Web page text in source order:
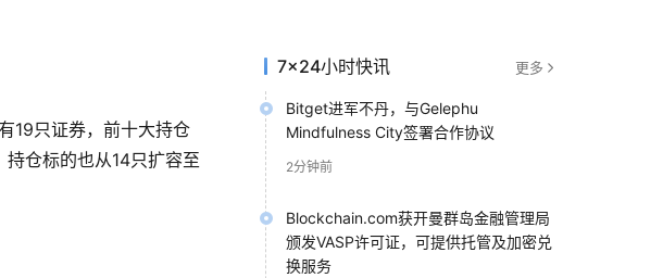
19只证券，前十大持仓
仓标的也从14只扩容至
7×24小时快讯 更多
Bitget进军不丹，与Gelephu
Mindfulness City签署合作协议
2分钟前
Blockchain.com获开曼群岛金融管理局
颁发VASP许可证，可提供托管及加密兑
换服务